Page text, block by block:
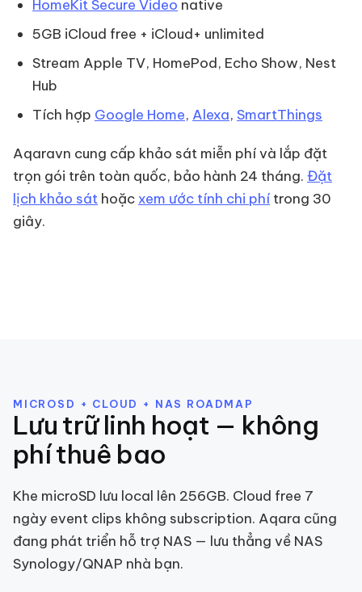
HomeKit Secure Video native
5GB iCloud free + iCloud+ unlimited
Stream Apple TV, HomePod, Echo Show, Nest
Hub
Tích hợp Google Home, Alexa, SmartThings
Aqaravn cung cấp khảo sát miễn phí và lắp đặt
trọn gói trên toàn quốc, bảo hành 24 tháng. Đặt
lịch khảo sát hoặc xem ước tính chi phí trong 30
giây.
MICROSD + CLOUD + NAS ROADMAP
Lưu trữ linh hoạt — không
phí thuê bao
Khe microSD lưu local lên 256GB. Cloud free 7
ngày event clips không subscription. Aqara cũng
đang phát triển hỗ trợ NAS — lưu thẳng về NAS
Synology/QNAP nhà bạn.